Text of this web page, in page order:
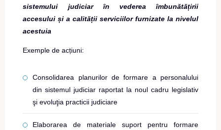
sistemului judiciar în vederea îmbunătățirii
accesului și a calității serviciilor furnizate la nivelul
acestuia
Exemple de acțiuni:
Consolidarea planurilor de formare a personalului
din sistemul judiciar raportat la noul cadru legislativ
şi evoluţia practicii judiciare
Elaborarea de materiale suport pentru formare